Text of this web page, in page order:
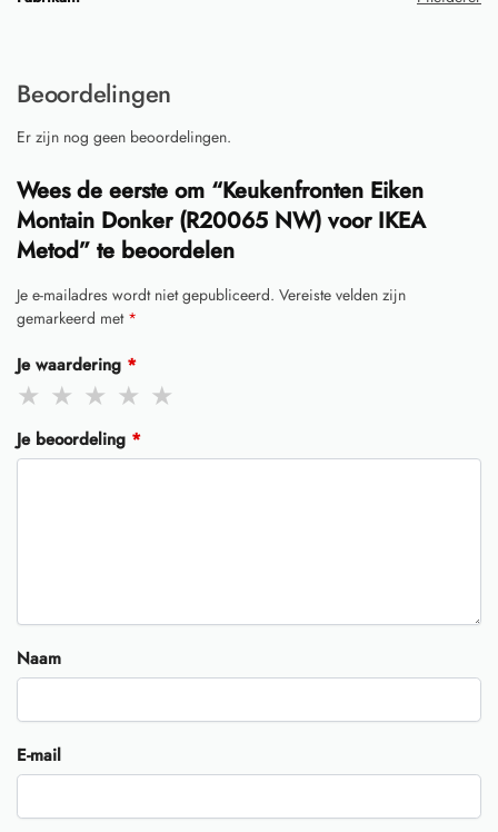
Beoordelingen
Er zijn nog geen beoordelingen.
Wees de eerste om “Keukenfronten Eiken
Montain Donker (R20065 NW) voor IKEA
Metod” te beoordelen
Je e-mailadres wordt niet gepubliceerd. Vereiste velden zijn
gemarkeerd met *
Je waardering *
Je beoordeling *
Naam
E-mail